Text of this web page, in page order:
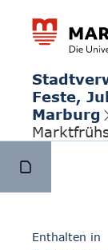
Feste,
Marburg
Enthalten in